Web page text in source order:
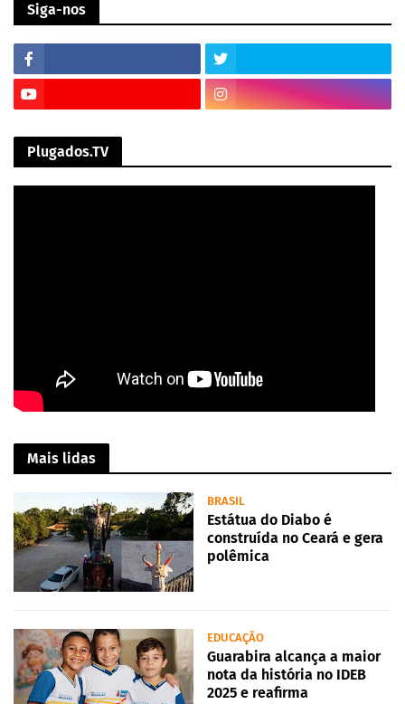
Siga-nos
Plugados.TV
Mais lidas
BRASIL
Estátua do Diabo é
construída no Ceará e gera
polêmica
EDUCAÇÃO
Guarabira alcança a maior
nota da história no IDEB
2025 e reafirma